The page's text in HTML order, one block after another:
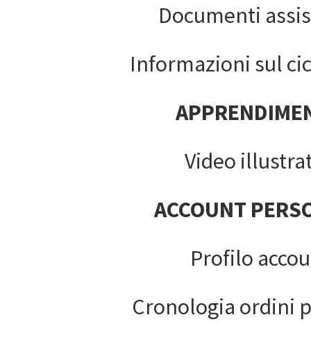
Documenti
Informazioni sul
Video
ACCOUNT
Profilo
Cronologia ordini